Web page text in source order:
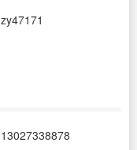
zy47171
13027338878